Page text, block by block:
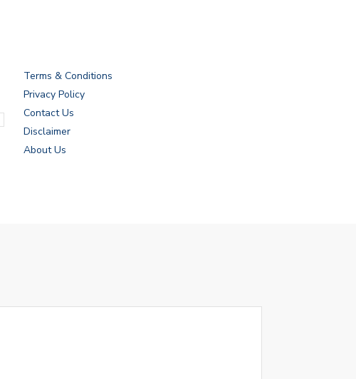
Terms & Conditions
Privacy Policy
Contact Us
Disclaimer
About Us